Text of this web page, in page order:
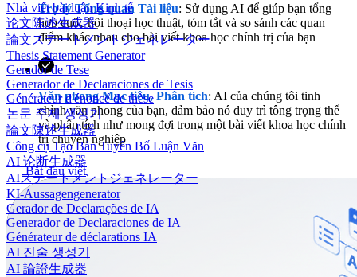
Nhà viết bài luận Kinh tế
论文陈述生成器
論文ステートメントジェネレーター
Thesis Statement Generator
Gerador de Tese
Generador de Declaraciones de Tesis
Générateur d'énoncé de thèse
논문 주제 생성기
論文陳述生成器
Công cụ Tạo Bản Tuyên Bố Luận Văn
AI 论断生成器
AIステートメントジェネレーター
KI-Aussagengenerator
Gerador de Declarações de IA
Generador de Declaraciones de IA
Générateur de déclarations IA
AI 진술 생성기
AI 論證生成器
Trợ lý Tổng quan Tài liệu: Sử dụng AI để giúp bạn tổng
hợp cuộc hội thoại học thuật, tóm tắt và so sánh các quan
điểm khác nhau cho bài viết khoa học chính trị của bạn
Văn phong Mục tiêu, Phân tích: AI của chúng tôi tinh
chỉnh văn phong của bạn, đảm bảo nó duy trì tông trọng thể
và phân tích như mong đợi trong một bài viết khoa học chính
trị chuyên nghiệp
Bắt đầu viết